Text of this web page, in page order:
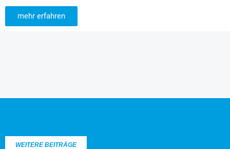
mehr erfahren
WEITERE BEITRÄGE